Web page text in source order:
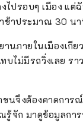
ไปรอบๆ เมือง แ
าประมาณ 30 นา
นภายในเมืองเกี
บไม่มีรถวิ่งเลย
นจึงต้องคาดการ
จัก มาดูข้อมูลกา